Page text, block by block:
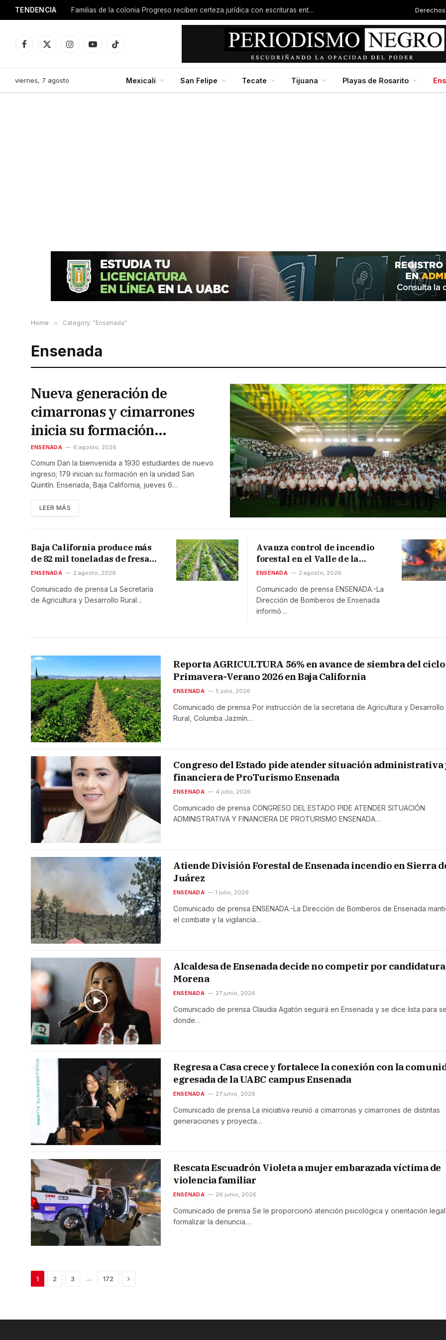
TENDENCIA Familias de la colonia Progreso reciben certeza jurídica con escrituras entregadas por Dip. Molina
Facebook
X
InstagramYouTubeTikTok
viernes, 7 agosto Mexicali San Felipe Tecate Tijuana Playas de Rosarito
Home » Category: "Ensenada"
Ensenada
Nueva generación de
cimarronas y cimarrones
inicia su formación
universitaria en la UABC
campus Ensenada
ENSENADA 6 agosto, 2026
Comuni Dan la bienvenida a 1930 estudiantes de nuevo
ingreso; 179 inician su formación en la unidad San
Quintín. Ensenada, Baja California, jueves 6…
LEER MÁS
Baja California produce más
de 82 mil toneladas de fresa
en el ciclo agrícola Otoño-
ENSENADA 2 agosto, 2026
Comunicado de prensa La Secretaría
de Agricultura y Desarrollo Rural…
Avanza control de incendio
forestal en el Valle de la
Trinidad; reporta Bomberos
ENSENADA 2 agosto, 2026
Comunicado de prensa ENSENADA.-La
Dirección de Bomberos de Ensenada
informó…
Reporta AGRICULTURA 56% en avance de siembra del ciclo
Primavera-Verano 2026 en Baja California
ENSENADA 5 julio, 2026
Comunicado de prensa Por instrucción de la secretaria de Agricultura y Desarrollo
Rural, Columba Jazmín…
Congreso del Estado pide atender situación administrativa
financiera de ProTurismo Ensenada
ENSENADA 4 julio, 2026
Comunicado de prensa CONGRESO DEL ESTADO PIDE ATENDER SITUACIÓN
ADMINISTRATIVA Y FINANCIERA DE PROTURISMO ENSENADA…
Atiende División Forestal de Ensenada incendio en Sierra
Juárez
ENSENADA 1 julio, 2026
Comunicado de prensa ENSENADA.-La Dirección de Bomberos de Ensenada
el combate y la vigilancia…
Alcaldesa de Ensenada decide no competir por
Morena
ENSENADA 27 junio, 2026
Comunicado de prensa Claudia Agatón seguirá en Ensenada y se dice lista para
donde…
Regresa a Casa crece y fortalece la conexión con la
egresada de la UABC campus Ensenada
ENSENADA 27 junio, 2026
Comunicado de prensa La iniciativa reunió a cimarronas y cimarrones de distintas
generaciones y proyecta…
Rescata Escuadrón Violeta a mujer embarazada víctima de
violencia familiar
ENSENADA 26 junio, 2026
Comunicado de prensa Se le proporcionó atención psicológica y orientación
formalizar la denuncia…
1 2 3 … 172 Next